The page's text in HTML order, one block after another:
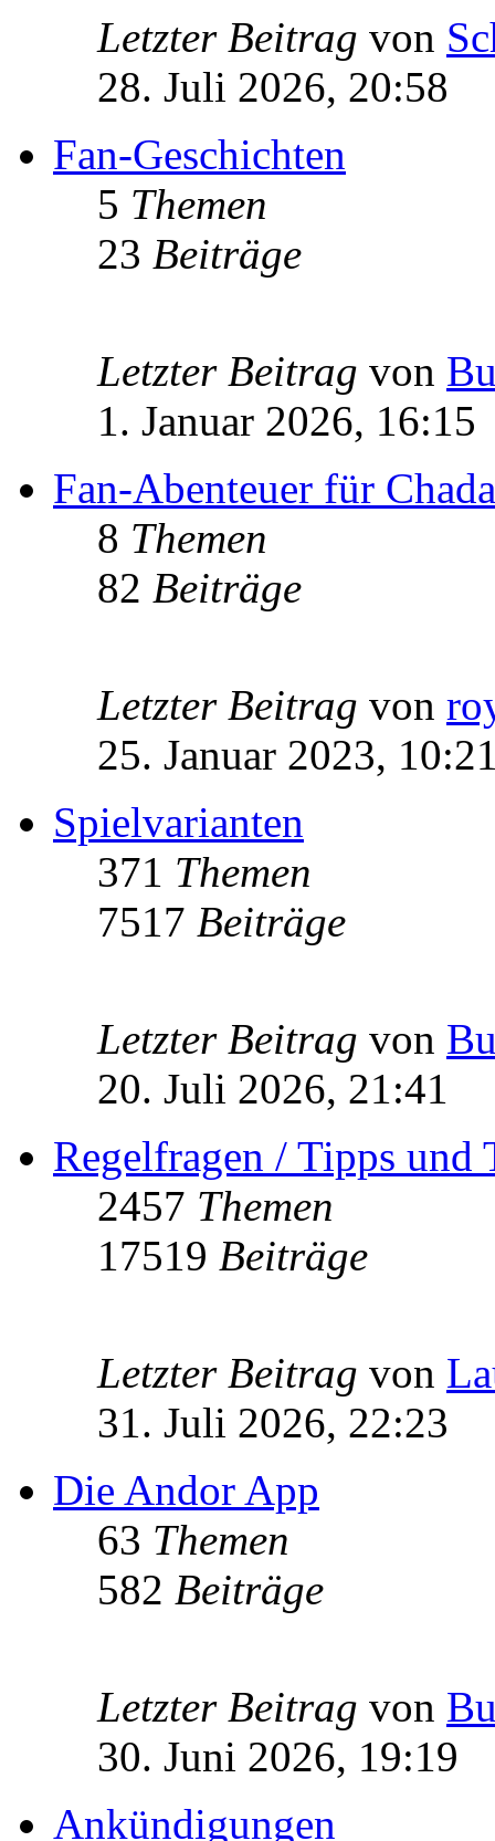
Letzter Beitrag von
28. Juli 2026, 20:58
Fan-Geschichten
5 Themen
23 Beiträge
Letzter Beitrag von
1. Januar 2026, 16:15
Fan-Abenteuer für
8 Themen
82 Beiträge
Letzter Beitrag von
25. Januar 2023,
Spielvarianten
371 Themen
7517 Beiträge
Letzter Beitrag von
20. Juli 2026, 21:41
Regelfragen / Tipps und
2457 Themen
17519 Beiträge
Letzter Beitrag von
31. Juli 2026, 22:23
Die Andor App
63 Themen
582 Beiträge
Letzter Beitrag von
30. Juni 2026, 19:19
Ankündigungen